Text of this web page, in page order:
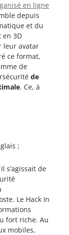
en ligne
depuis
et du
en 3D
leur avatar
ce format,
de
de
. Ce, à
;
s’agissait de
Le Hack In
fort riche. Au
mobiles,